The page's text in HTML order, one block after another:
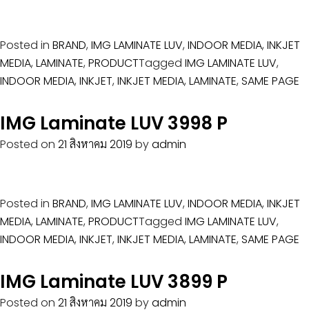
Posted in BRAND, IMG LAMINATE LUV, INDOOR MEDIA, INKJET
MEDIA, LAMINATE, PRODUCTTagged IMG LAMINATE LUV,
INDOOR MEDIA, INKJET, INKJET MEDIA, LAMINATE, SAME PAGE
IMG Laminate LUV 3998 P
Posted on 21 สิงหาคม 2019 byadmin
Posted in BRAND, IMG LAMINATE LUV, INDOOR MEDIA, INKJET
MEDIA, LAMINATE, PRODUCTTagged IMG LAMINATE LUV,
INDOOR MEDIA, INKJET, INKJET MEDIA, LAMINATE, SAME PAGE
IMG Laminate LUV 3899 P
Posted on 21 สิงหาคม 2019 byadmin